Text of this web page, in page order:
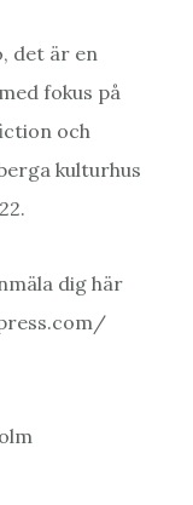
det är en
fokus på
och
kulturhus
dig här